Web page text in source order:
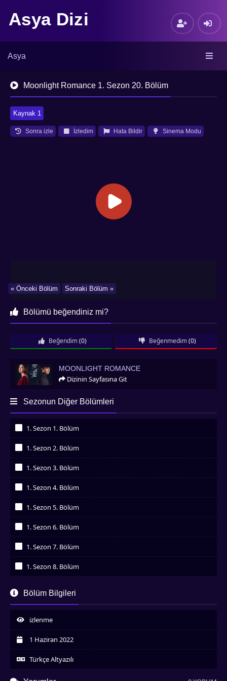
Asya Dizi
Asya
Moonlight Romance 1. Sezon 20. Bölüm
Kaynak 1
Sonra izle İzledim Hata Bildir Sinema Modu
Sonraki Bölüm »
« Önceki Bölüm
Bölümü beğendiniz mi?
Beğendim (0) Beğenmedim (0)
Moonlight Romance
MOONLIGHT ROMANCE
Dizinin Sayfasına Git
Sezonun Diğer Bölümleri
1. Sezon 1. Bölüm
1. Sezon 2. Bölüm
1. Sezon 3. Bölüm
1. Sezon 4. Bölüm
1. Sezon 5. Bölüm
1. Sezon 6. Bölüm
1. Sezon 7. Bölüm
1. Sezon 8. Bölüm
İzledim
İzledim
1. Sezon 10. Bölüm
İzledim
İzledim
İzledim
1. Sezon 13. Bölüm
Bölüm Bilgileri
izlenme
1 Haziran 2022
Türkçe Altyazılı